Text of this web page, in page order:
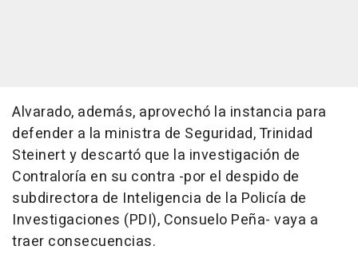
Alvarado, además, aprovechó la instancia para
defender a la ministra de Seguridad, Trinidad
Steinert y descartó que la investigación de
Contraloría en su contra -por el despido de
subdirectora de Inteligencia de la Policía de
Investigaciones (PDI), Consuelo Peña- vaya a
traer consecuencias.